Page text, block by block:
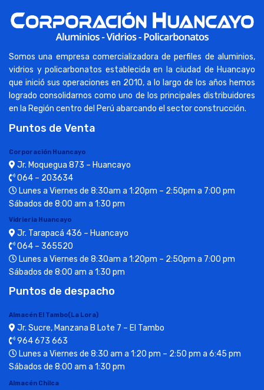
Somos una empresa comercializadora de perfiles de aluminios,
vidrios y policarbonatos establecida en la ciudad de Huancayo
que inició sus operaciones en 2010, a lo largo de los años hemos
logrado consolidarnos como uno de los principales distribuidores
en la Región centro del Perú abarcando el sector construcción.
Puntos de Venta
Corporación Huancayo
Jr. Moquegua 873 – Huancayo
064 – 203634
Lunes a Viernes de 8:30am a 1:20pm – 2:50pm a 7:00 pm
Sábados de 8:00 am a 1:30 pm
Vidrieria Huancayo
Jr. Tarapacá 436 – Huancayo
064 – 365520
Lunes a Viernes de 8:30am a 1:20pm – 2:50pm a 7:00 pm
Sábados de 8:00 am a 1:30 pm
Puntos de despacho
Almacén El Tambo(La Lora)
Jr. Sucre, Manzana B Lote 7 – El Tambo
964 673 663
Lunes a Viernes de 8:30 am a 1:20 pm – 2:50 pm a 6:45 pm
Sábados de 8:00 am a 1:30 pm
Almacén Chilca